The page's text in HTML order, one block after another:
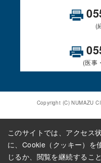
(
(医事
Copyright (C) NUMAZU
このサイトでは、アクセス
に、Cookie（クッキー）を
じるか、閲覧を継続するこ